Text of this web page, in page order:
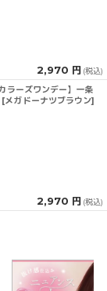
2,970 円 (税込)
ーズワンデー】一条
ガドーナツブラウン]
2,970 円 (税込)